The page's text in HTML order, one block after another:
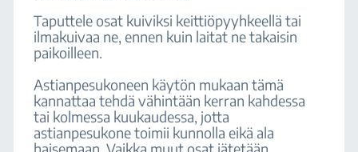
Taputtele osat kuiviksi keittiöpyyhkeellä tai
ilmakuivaa ne, ennen kuin laitat ne takaisin
paikoilleen.
Astianpesukoneen käytön mukaan tämä
kannattaa tehdä vähintään kerran kahdessa
tai kolmessa kuukaudessa, jotta
astianpesukone toimii kunnolla eikä ala